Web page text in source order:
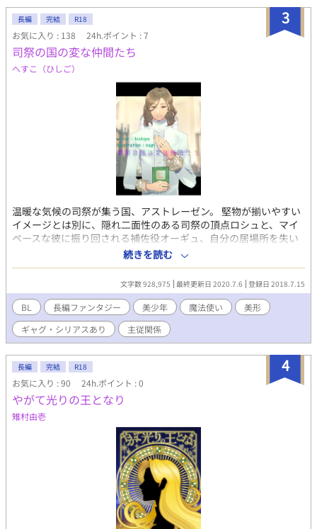
スタ・久遠（くおん）は、ある日意識不明で森の外れの川を流さ
れてきた静夜（しずや）という人間の若者を助ける。静夜はほと
んどすべての記憶を失っていた。 同じ頃、星の各所では異形の獣
たちが数を増し、また多くの原礎たちが星養いの旅の途中で次々
と姿を消し、原礎と人間を不安に陥れていた。その中には久遠の
双子の姉、永遠（とわ）もいた。姉の行方を捜すため、また静夜
の記憶を取り戻すために久遠は静夜とともに旅立つ決心をする。
二人の出会いと旅路は、やがて異変の真相と過去の事件とのつな
がり、また静夜の正体や久遠自身に眠る秘密を解き明かすことに
なる。すべてが終わるとき、久遠と静夜、二人が選ぶ道とはー
ー。 【作者から挨拶】 このたびは興味を持っていただき誠にあり
がとうございます。この作品は基本は誰にでもお読みいただける
ファンタジー小説ですが、ラストでR-18展開になるBL設定のため
ご注意ください。カップリング→静夜×久遠（寡黙で淡白だが一
途な年上×無邪気な中性的美少年）のみ。横書き・ゴシック推
奨。趣味の延長、未だ手探りしながらの執筆のため公開済みの話
でも完結までは内容や表現に変更・加筆・修正の可能性極大。で
すが作品とキャラクターたちへの愛を第一義に、美しい物語に仕
上げられるよう気長に頑張ります。閲覧・しおり・お気に入り登
録ご自由に。超長編が大丈夫な方、どうぞお付き合いくださいま
3
長編 完結 R18
お気に入り : 138 24h.ポイント : 7
司祭の国の変な仲間たち
へすこ（ひしご）
温暖な気候の司祭が集う国、アストレーゼン。 堅物が揃いやすい
イメージとは別に、隠れ二面性のある司祭の頂点ロシュと、マイ
ペースな彼に振り回される補佐役オーギュ、自分の居場所を失い
ロシュに一目惚れをして隣国からやってきた美少年剣士リシェ、
リシェの先輩であり頼り甲斐はあるけどとにかく脱ぎ癖のある大
男剣士ヴェスカのめちゃくちゃな話。 微エロ有り、いちゃこら有
り、ギャグやらシリアスやらバトルやらを詰め込んだりしていま
す。 基本はおっとり司祭×一途美少年剣士、ドＳ属性筋肉馬鹿×
高飛車魔法使いですが他にも組み合わせ有。 その他にも濃いキャ
ラが出ます。 なるべくエロを長くしないようにしますが、短めに
する余り稀に激しく酷いエロ描写があります。 表紙はエブリスタ
より、nagi様より描いて頂きました(*´ω｀*)
https://estar.jp/users/1221753 有難うございます！もう幸せ！
番外編はこちら。
https://www.alphapolis.co.jp/novel/791443323/349271880 い
つものアストレーゼンから全く毛色の違うリアルな世界に吹っ飛
ばされるギャグテイストな話です。 ★一話一話が長いのでこちら
では更新の項目が出にくいですが、ぼちぼち更新をしています★
尚、画像の無断転載、加工は一切禁止しております。
続きを読む
文字数 928,975 最終更新日 2020.7.6 登録日 2018.7.15
BL 長編ファンタジー 美少年 魔法使い
美形
ギャグ・シリアスあり
主従関係
4
長編 完結 R18
お気に入り : 90 24h.ポイント : 0
やがて光りの王となり
雉村由壱